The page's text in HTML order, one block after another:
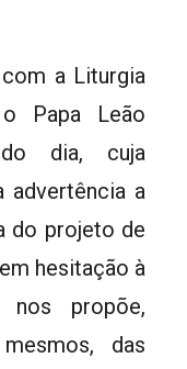
a Liturgia
Papa Leão
dia, cuja
advertência a
do projeto de
hesitação à
nos propõe,
das